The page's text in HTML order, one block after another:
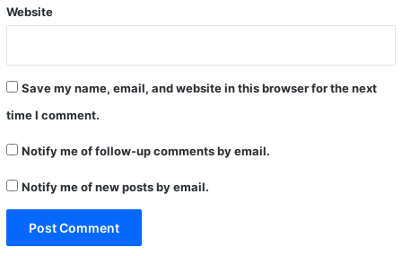
Website
Save my name, email, and website in this browser for the next
time I comment.
Notify me of follow-up comments by email.
Notify me of new posts by email.